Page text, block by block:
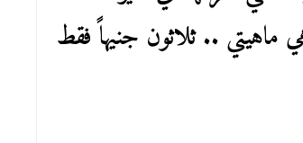
.. ثلاثون جنيهاً فقط